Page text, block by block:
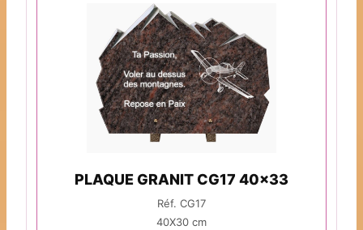
PLAQUE GRANIT CG17 40x33
Réf. CG17
40X30 cm